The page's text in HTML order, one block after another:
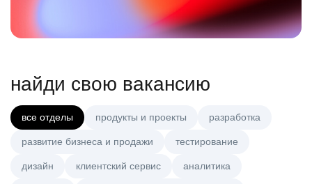
найди свою вакансию
все отделы продукты и проекты разработка
развитие бизнеса и продажи тестирование
дизайн клиентский сервис аналитика